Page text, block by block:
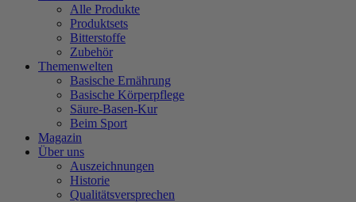
Alle Produkte
Produktsets
Bitterstoffe
Zubehör
Themenwelten
Basische Ernährung
Basische Körperpflege
Säure-Basen-Kur
Beim Sport
Magazin
Über uns
Auszeichnungen
Historie
Qualitätsversprechen